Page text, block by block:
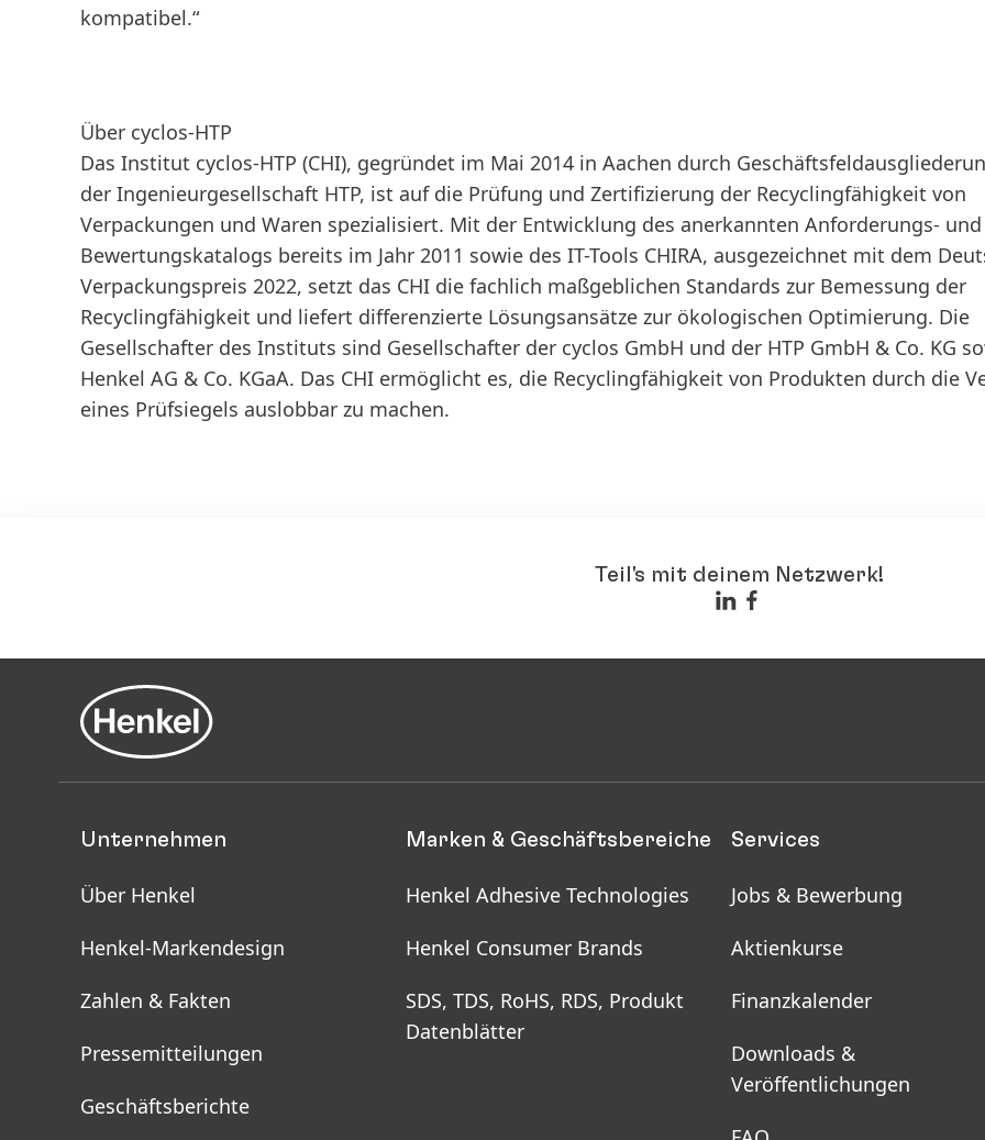
kompatibel.“
Über cyclos-HTP
Das Institut cyclos-HTP (CHI), gegründet im Mai 2014 in Aachen durch
der Ingenieurgesellschaft HTP, ist auf die Prüfung und Zertifizierung der Recyclingfähigkeit von
Verpackungen und Waren spezialisiert. Mit der Entwicklung des anerkannten Anforderungs- und
Bewertungskatalogs bereits im Jahr 2011 sowie des IT-Tools CHIRA, ausgezeichnet mit dem
Verpackungspreis 2022, setzt das CHI die fachlich maßgeblichen Standards zur Bemessung der
Recyclingfähigkeit und liefert differenzierte Lösungsansätze zur ökologischen Optimierung. Die
Gesellschafter des Instituts sind Gesellschafter der cyclos GmbH und der HTP GmbH & Co. KG
Henkel AG & Co. KGaA. Das CHI ermöglicht es, die Recyclingfähigkeit von Produkten durch die
eines Prüfsiegels auslobbar zu machen.
Teil's mit deinem Netzwerk!
Unternehmen
Über Henkel
Henkel-Markendesign
Zahlen & Fakten
Pressemitteilungen
Geschäftsberichte
Marken & Geschäftsbereiche
Henkel Adhesive Technologies
Henkel Consumer Brands
SDS, TDS, RoHS, RDS, Produkt
Datenblätter
Services
Jobs & Bewerbung
Aktienkurse
Finanzkalender
Downloads &
Veröffentlichungen